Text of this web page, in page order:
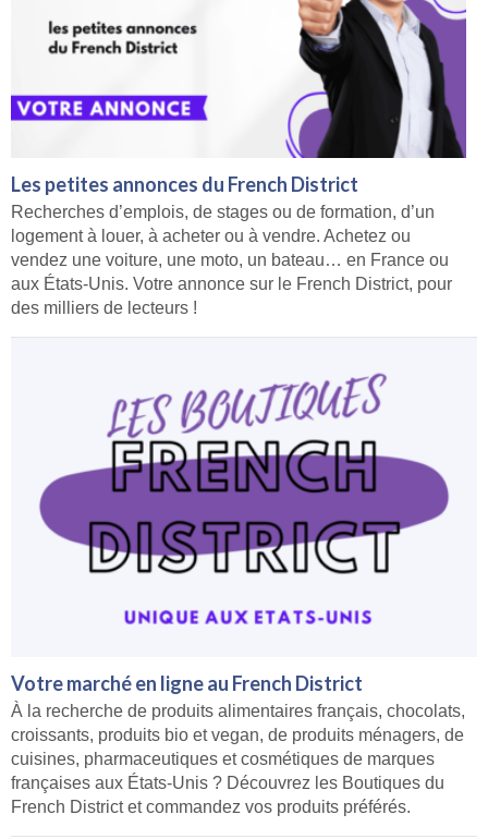
Les petites annonces du French District
Recherches d’emplois, de stages ou de formation, d’un
logement à louer, à acheter ou à vendre. Achetez ou
vendez une voiture, une moto, un bateau… en France ou
aux États-Unis. Votre annonce sur le French District, pour
des milliers de lecteurs !
Votre marché en ligne au French District
À la recherche de produits alimentaires français, chocolats,
croissants, produits bio et vegan, de produits ménagers, de
cuisines, pharmaceutiques et cosmétiques de marques
françaises aux États-Unis ? Découvrez les Boutiques du
French District et commandez vos produits préférés.